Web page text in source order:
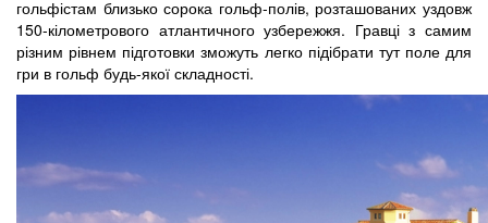
гольфістам близько сорока гольф-полів, розташованих уздовж
150-кілометрового атлантичного узбережжя. Гравці з самим
різним рівнем підготовки зможуть легко підібрати тут поле для
гри в гольф будь-якої складності.